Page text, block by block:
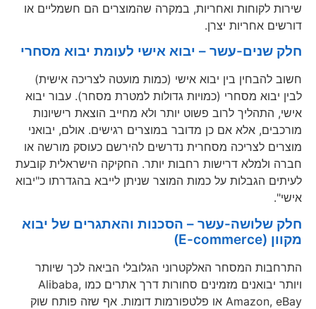
שירות לקוחות ואחריות, במקרה שהמוצרים הם חשמליים או
דורשים אחריות יצרן.
חלק שנים-עשר – יבוא אישי לעומת יבוא מסחרי
חשוב להבחין בין יבוא אישי (כמות מועטה לצריכה אישית)
לבין יבוא מסחרי (כמויות גדולות למטרת מסחר). עבור יבוא
אישי, התהליך לרוב פשוט יותר ולא מחייב הוצאת רישיונות
מורכבים, אלא אם כן מדובר במוצרים רגישים. אולם, יבואני
מוצרים לצריכה מסחרית נדרשים להירשם כעוסק מורשה או
חברה ולמלא דרישות רחבות יותר. החקיקה הישראלית קובעת
לעיתים הגבלות על כמות המוצר שניתן לייבא בהגדרתו כ"יבוא
אישי".
חלק שלושה-עשר – הסכנות והאתגרים של יבוא
מקוון (E-commerce)
התרחבות המסחר האלקטרוני הגלובלי הביאה לכך שיותר
ויותר יבואנים מזמינים סחורות דרך אתרים כמו Alibaba,
Amazon, eBay או פלטפורמות דומות. אף שזה פותח שוק